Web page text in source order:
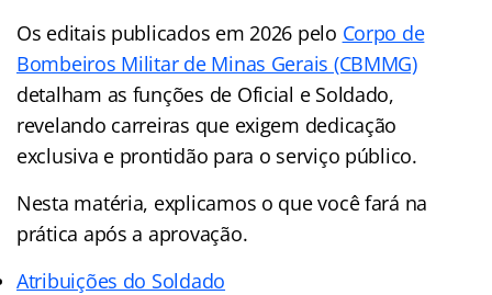
Os editais publicados em 2026 pelo Corpo de
Bombeiros Militar de Minas Gerais (CBMMG)
detalham as funções de Oficial e Soldado,
revelando carreiras que exigem dedicação
exclusiva e prontidão para o serviço público.
Nesta matéria, explicamos o que você fará na
prática após a aprovação.
Atribuições do Soldado